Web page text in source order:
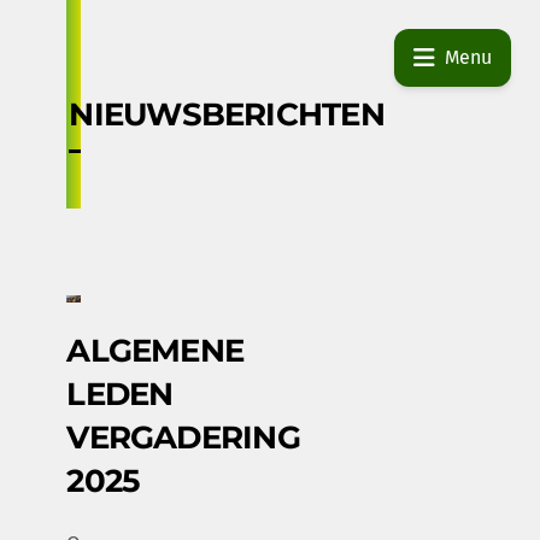
NIEUWSBERICHTEN
ALGEMENE
LEDEN
VERGADERING
2025
Menu